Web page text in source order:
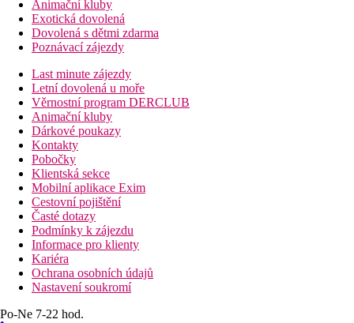
Animační kluby
Exotická dovolená
Dovolená s dětmi zdarma
Poznávací zájezdy
Last minute zájezdy
Letní dovolená u moře
Věrnostní program DERCLUB
Animační kluby
Dárkové poukazy
Kontakty
Pobočky
Klientská sekce
Mobilní aplikace Exim
Cestovní pojištění
Časté dotazy
Podmínky k zájezdu
Informace pro klienty
Kariéra
Ochrana osobních údajů
Nastavení soukromí
Po-Ne 7-22 hod.